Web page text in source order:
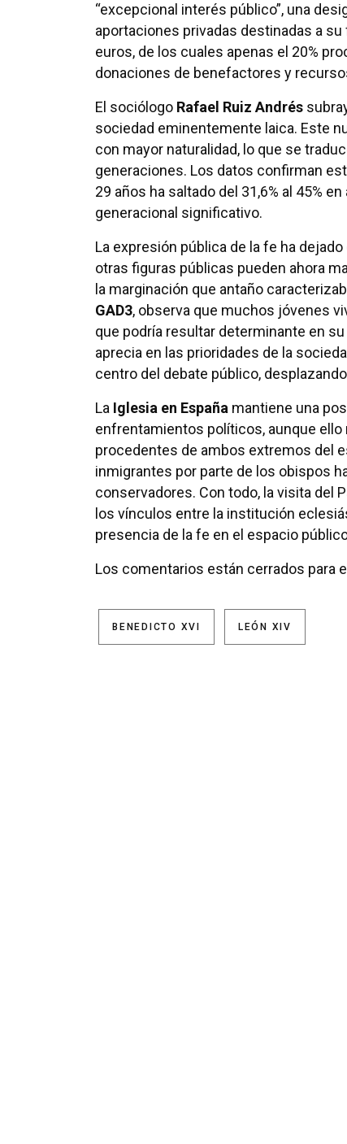
“excepcional interés público”, una
aportaciones privadas destinadas a
euros, de los cuales apenas el 20%
donaciones de benefactores y
El sociólogo Rafael Ruiz Andrés
sociedad eminentemente laica. Este
con mayor naturalidad, lo que se
generaciones. Los datos confirman
29 años ha saltado del 31,6% al 45%
generacional significativo.
La expresión pública de la fe ha
otras figuras públicas pueden ahora
la marginación que antaño
GAD3, observa que muchos jóvenes
que podría resultar determinante en
aprecia en las prioridades de la
centro del debate público,
La Iglesia en España mantiene una
enfrentamientos políticos, aunque ello
procedentes de ambos extremos del
inmigrantes por parte de los obispos
conservadores. Con todo, la visita del
los vínculos entre la institución
presencia de la fe en el espacio
Los comentarios están cerrados para
BENEDICTO XVI LEÓN XIV